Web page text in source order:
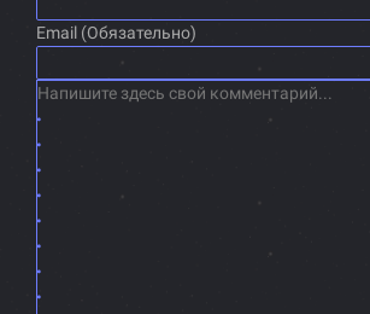
Email (Обязательно)